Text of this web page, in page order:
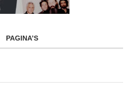
PAGINA’S